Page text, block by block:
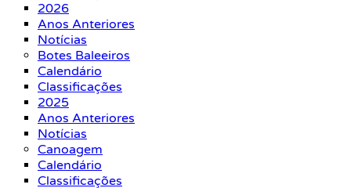
2026
Anos Anteriores
Notícias
Botes Baleeiros
Calendário
Classificações
2025
Anos Anteriores
Notícias
Canoagem
Calendário
Classificações